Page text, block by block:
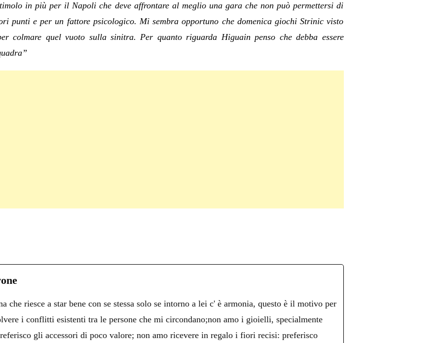
in più per il Napoli che deve affrontare al meglio una gara che non può permettersi di
punti e per un fattore psicologico. Mi sembra opportuno che domenica giochi Strinic visto
colmare quel vuoto sulla sinitra. Per quanto riguarda Higuain penso che debba essere
che riesce a star bene con se stessa solo se intorno a lei c' è armonia, questo è il motivo per
i conflitti esistenti tra le persone che mi circondano;non amo i gioielli, specialmente
gli accessori di poco valore; non amo ricevere in regalo i fiori recisi: preferisco